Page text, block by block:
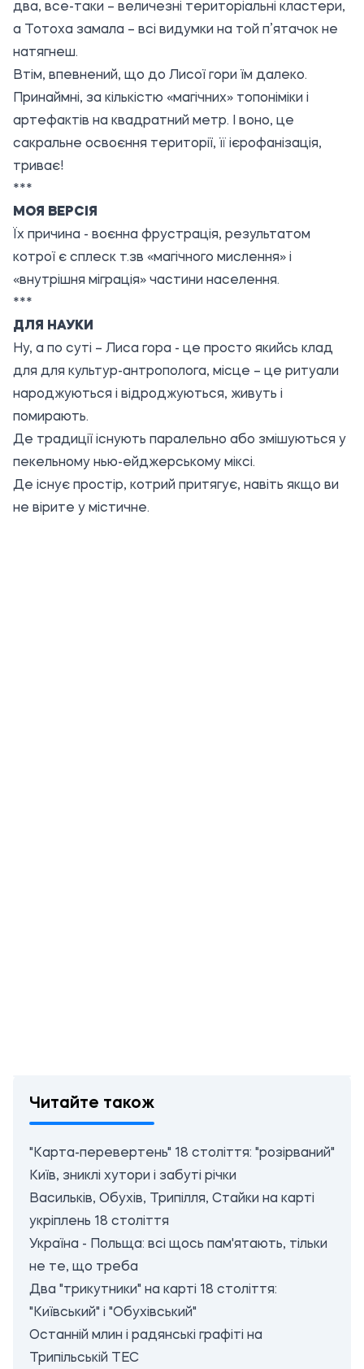
два, все-таки – величезні територіальні кластери,
а Тотоха замала – всі видумки на той п’ятачок не
натягнеш.
Втім, впевнений, що до Лисої гори їм далеко.
Принаймні, за кількістю «магічних» топоніміки і
артефактів на квадратний метр. І воно, це
сакральне освоєння території, її ієрофанізація,
триває!
***
МОЯ ВЕРСІЯ
Їх причина - воєнна фрустрація, результатом
котрої є сплеск т.зв «магічного мислення» і
«внутрішня міграція» частини населення.
***
ДЛЯ НАУКИ
Ну, а по суті – Лиса гора - це просто якийсь клад
для для культур-антрополога, місце – це ритуали
народжуються і відроджуються, живуть і
помирають.
Де традиції існують паралельно або змішуються у
пекельному нью-ейджерському міксі.
Де існує простір, котрий притягує, навіть якщо ви
не вірите у містичне.
Читайте також
"Карта-перевертень" 18 століття: "розірваний"
Київ, зниклі хутори і забуті річки
Васильків, Обухів, Трипілля, Стайки на карті
укріплень 18 століття
Україна - Польща: всі щось пам'ятають, тільки
не те, що треба
Два "трикутники" на карті 18 століття:
"Київський" і "Обухівський"
Останній млин і радянські графіті на
Трипільській ТЕС